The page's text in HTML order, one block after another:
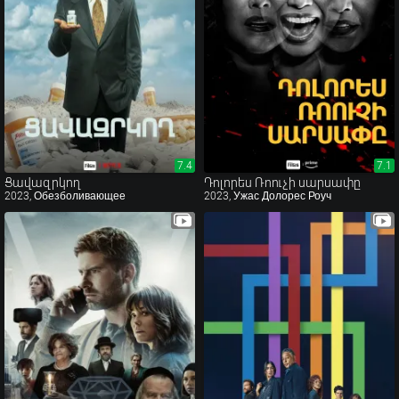
7.4
7.4
Ցավազրկող
2023, Обезболивающее
7.1
7.1
Դոլորես Ռոուչի սարսափը
2023, Ужас Долорес Роуч